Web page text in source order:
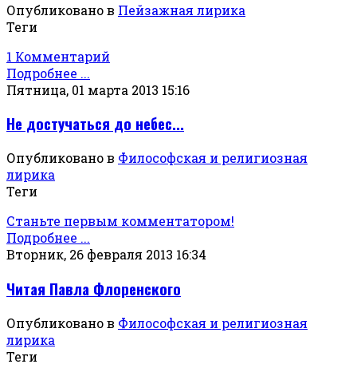
Опубликовано в Пейзажная лирика
Теги
1 Комментарий
Подробнее ...
Пятница, 01 марта 2013 15:16
Не достучаться до небес...
Опубликовано в Философская и религиозная
лирика
Теги
Станьте первым комментатором!
Подробнее ...
Вторник, 26 февраля 2013 16:34
Читая Павла Флоренского
Опубликовано в Философская и религиозная
лирика
Теги